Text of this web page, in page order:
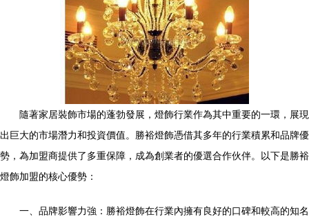
隨著家居裝飾市場的蓬勃發展，燈飾行業作為其中重要的一環，展現
出巨大的市場潛力和投資價值。勝裕燈飾憑借其多年的行業積累和品牌優
勢，為加盟商提供了多重保障，成為創業者的優選合作伙伴。以下是勝裕
燈飾加盟的核心優勢：
一、品牌影響力強：勝裕燈飾在行業內擁有良好的口碑和較高的知名